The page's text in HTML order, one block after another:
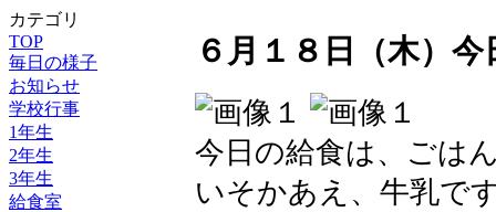
カテゴリ
TOP
毎日の様子
お知らせ
学校行事
1年生
2年生
3年生
給食室
６月１８日（木）
今日の給食は、ごは
いそかあえ、牛乳で